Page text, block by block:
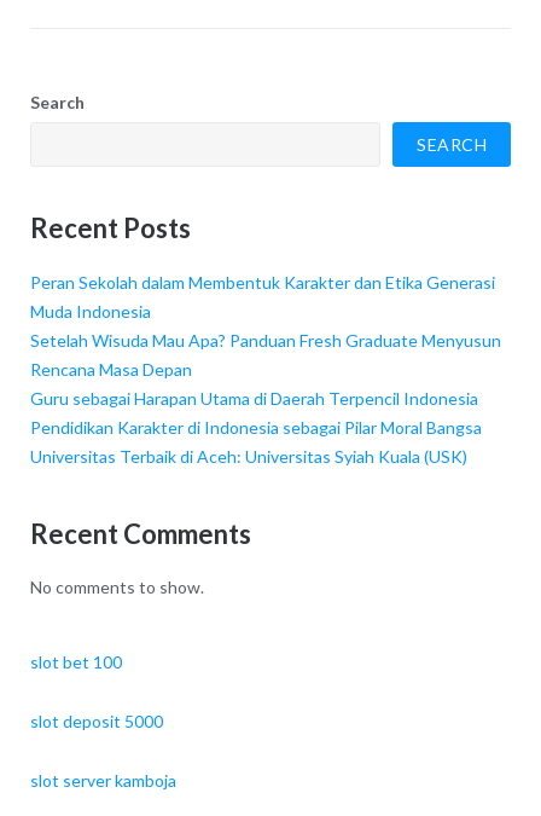
Search
SEARCH
Recent Posts
Peran Sekolah dalam Membentuk Karakter dan Etika Generasi
Muda Indonesia
Setelah Wisuda Mau Apa? Panduan Fresh Graduate Menyusun
Rencana Masa Depan
Guru sebagai Harapan Utama di Daerah Terpencil Indonesia
Pendidikan Karakter di Indonesia sebagai Pilar Moral Bangsa
Universitas Terbaik di Aceh: Universitas Syiah Kuala (USK)
Recent Comments
No comments to show.
slot bet 100
slot deposit 5000
slot server kamboja